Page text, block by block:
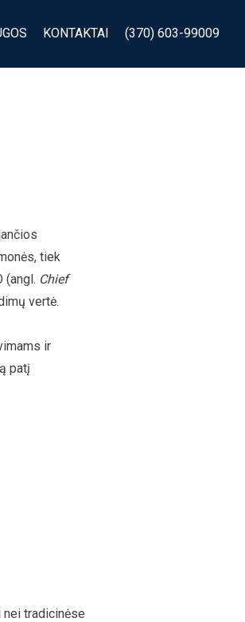
KONTAKTAI (370) 603-99009
tiek
(angl. Chief
vertė.
ir
patį
tradicinėse